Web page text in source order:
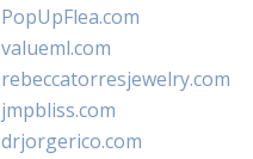
PopUpFlea.com
valueml.com
rebeccatorresjewelry.com
jmpbliss.com
drjorgerico.com